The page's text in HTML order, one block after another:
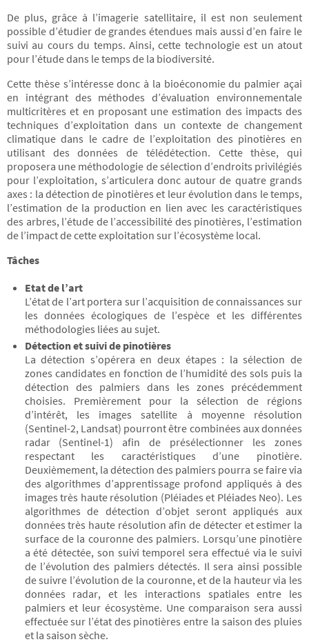
De plus, grâce à l’imagerie satellitaire, il est non seulement
possible d’étudier de grandes étendues mais aussi d’en faire le
suivi au cours du temps. Ainsi, cette technologie est un atout
pour l’étude dans le temps de la biodiversité.
Cette thèse s’intéresse donc à la bioéconomie du palmier açai
en intégrant des méthodes d’évaluation environnementale
multicritères et en proposant une estimation des impacts des
techniques d’exploitation dans un contexte de changement
climatique dans le cadre de l’exploitation des pinotières en
utilisant des données de télédétection. Cette thèse, qui
proposera une méthodologie de sélection d’endroits privilégiés
pour l’exploitation, s’articulera donc autour de quatre grands
axes : la détection de pinotières et leur évolution dans le temps,
l’estimation de la production en lien avec les caractéristiques
des arbres, l’étude de l’accessibilité des pinotières, l’estimation
de l’impact de cette exploitation sur l’écosystème local.
Tâches
Etat de l’art
L’état de l’art portera sur l’acquisition de connaissances sur
les données écologiques de l’espèce et les différentes
méthodologies liées au sujet.
Détection et suivi de pinotières
La détection s’opérera en deux étapes : la sélection de
zones candidates en fonction de l’humidité des sols puis la
détection des palmiers dans les zones précédemment
choisies. Premièrement pour la sélection de régions
d’intérêt, les images satellite à moyenne résolution
(Sentinel-2, Landsat) pourront être combinées aux données
radar (Sentinel-1) afin de présélectionner les zones
respectant les caractéristiques d’une pinotière.
Deuxièmement, la détection des palmiers pourra se faire via
des algorithmes d’apprentissage profond appliqués à des
images très haute résolution (Pléiades et Pléiades Neo). Les
algorithmes de détection d’objet seront appliqués aux
données très haute résolution afin de détecter et estimer la
surface de la couronne des palmiers. Lorsqu’une pinotière
a été détectée, son suivi temporel sera effectué via le suivi
de l’évolution des palmiers détectés. Il sera ainsi possible
de suivre l’évolution de la couronne, et de la hauteur via les
données radar, et les interactions spatiales entre les
palmiers et leur écosystème. Une comparaison sera aussi
effectuée sur l’état des pinotières entre la saison des pluies
et la saison sèche.